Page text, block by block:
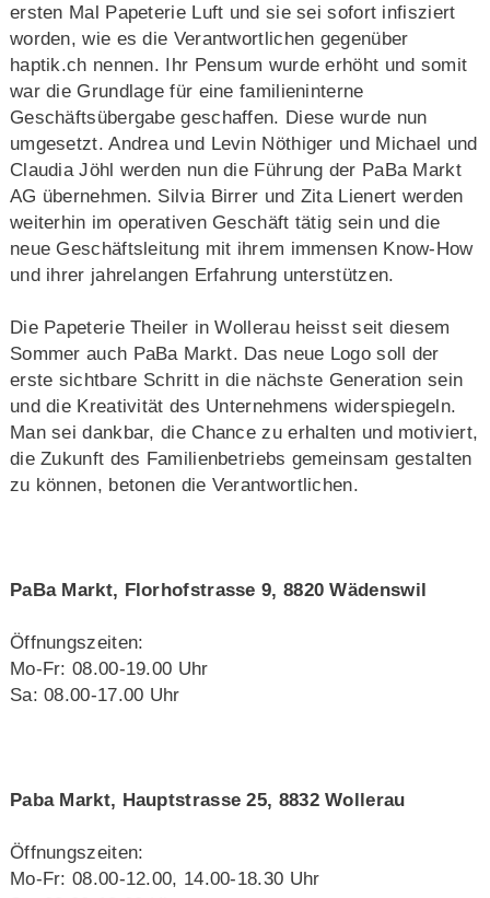
ersten Mal Papeterie Luft und sie sei sofort infisziert
worden, wie es die Verantwortlichen gegenüber
haptik.ch nennen. Ihr Pensum wurde erhöht und somit
war die Grundlage für eine familieninterne
Geschäftsübergabe geschaffen. Diese wurde nun
umgesetzt. Andrea und Levin Nöthiger und Michael und
Claudia Jöhl werden nun die Führung der PaBa Markt
AG übernehmen. Silvia Birrer und Zita Lienert werden
weiterhin im operativen Geschäft tätig sein und die
neue Geschäftsleitung mit ihrem immensen Know-How
und ihrer jahrelangen Erfahrung unterstützen.
Die Papeterie Theiler in Wollerau heisst seit diesem
Sommer auch PaBa Markt. Das neue Logo soll der
erste sichtbare Schritt in die nächste Generation sein
und die Kreativität des Unternehmens widerspiegeln.
Man sei dankbar, die Chance zu erhalten und motiviert,
die Zukunft des Familienbetriebs gemeinsam gestalten
zu können, betonen die Verantwortlichen.
PaBa Markt, Florhofstrasse 9, 8820 Wädenswil
Öffnungszeiten:
Mo-Fr: 08.00-19.00 Uhr
Sa: 08.00-17.00 Uhr
Paba Markt, Hauptstrasse 25, 8832 Wollerau
Öffnungszeiten:
Mo-Fr: 08.00-12.00, 14.00-18.30 Uhr